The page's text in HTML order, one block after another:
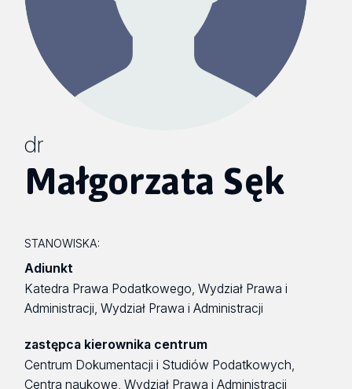
dr
Małgorzata Sęk
STANOWISKA:
Adiunkt
Katedra Prawa Podatkowego, Wydział Prawa i
Administracji, Wydział Prawa i Administracji
zastępca kierownika centrum
Centrum Dokumentacji i Studiów Podatkowych,
Centra naukowe, Wydział Prawa i Administracji